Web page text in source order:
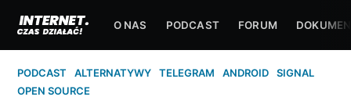
O NAS PODCAST FORUM
PODCAST ALTERNATYWY TELEGRAM ANDROID
SIGNAL
OPEN SOURCE